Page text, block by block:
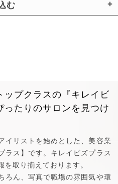
む
ップクラスの『キレイビ
ったりのサロンを見つけ
イリストを始めとした、美容業
ラス】です。キレイビズプラス
取り揃えております。
ろん、写真で職場の雰囲気や環